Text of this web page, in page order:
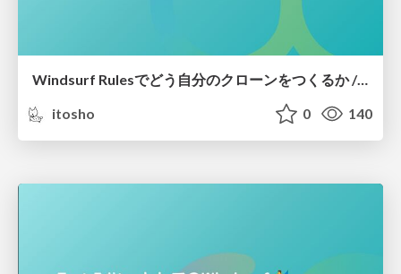
Windsurf Rulesでどう自分のクローンをつくるか / How can I make a clone of myself in Windsurf Rules
itosho
0 140